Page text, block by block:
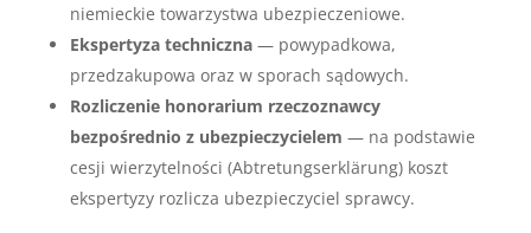
niemieckie towarzystwa ubezpieczeniowe.
Ekspertyza techniczna— powypadkowa,
przedzakupowa oraz w sporach sądowych.
Rozliczenie honorarium rzeczoznawcy
bezpośrednio z ubezpieczycielem — na podstawie
cesji wierzytelności (Abtretungserklärung) koszt
ekspertyzy rozlicza ubezpieczyciel sprawcy.